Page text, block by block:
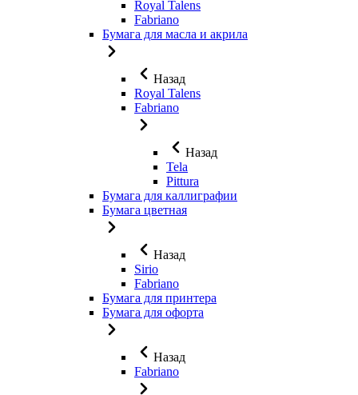
Royal Talens
Fabriano
Бумага для масла и акрила
Назад
Royal Talens
Fabriano
Назад
Tela
Pittura
Бумага для каллиграфии
Бумага цветная
Назад
Sirio
Fabriano
Бумага для принтера
Бумага для офорта
Назад
Fabriano